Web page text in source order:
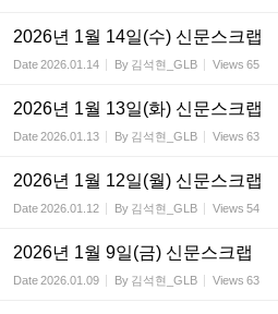
2026년 1월 14일(수) 신문스크랩
Date2026.01.14 By 김석현_GLB Views 65
2026년 1월 13일(화) 신문스크랩
Date2026.01.13 By 김석현_GLB Views 63
2026년 1월 12일(월) 신문스크랩
Date2026.01.12 By 김석현_GLB Views 54
2026년 1월 9일(금) 신문스크랩
Date2026.01.09 By 김석현_GLB Views 63